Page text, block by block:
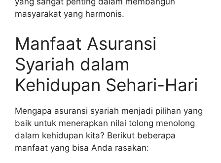
masyarakat yang harmonis.
Manfaat Asuransi
Syariah dalam
Kehidupan Sehari-Hari
Mengapa asuransi syariah menjadi pilihan yang
baik untuk menerapkan nilai tolong menolong
dalam kehidupan kita? Berikut beberapa
manfaat yang bisa Anda rasakan: